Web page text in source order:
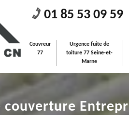
01 85 53 09 59
Couvreur
77
Urgence fuite de
toiture 77 Seine-et-
Marne